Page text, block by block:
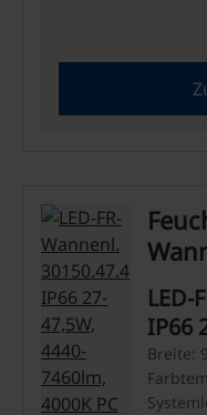
30
LED-
IP66
mm,
Breite: